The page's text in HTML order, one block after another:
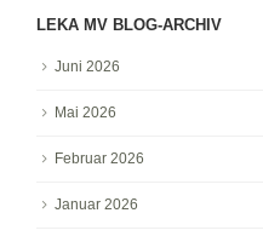
LEKA MV BLOG-ARCHIV
Juni 2026
Mai 2026
Februar 2026
Januar 2026